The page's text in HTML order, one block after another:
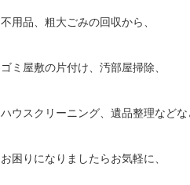
不用品、粗大ごみの回収から、
ゴミ屋敷の片付け、汚部屋掃除、
ハウスクリーニング、遺品整理などな
お困りになりましたらお気軽に、